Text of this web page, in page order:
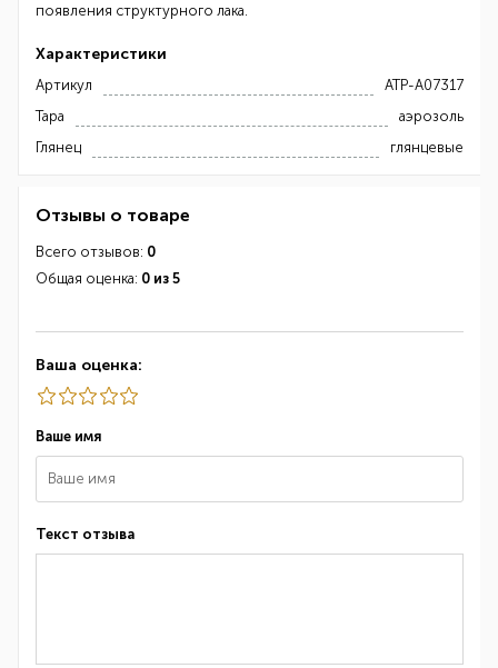
появления структурного лака.
Характеристики
Артикул
ATP-A07317
Тара
аэрозоль
Глянец
глянцевые
Отзывы о товаре
Всего отзывов: 0
Общая оценка: 0 из 5
Ваша оценка:
Ваше имя
Текст отзыва